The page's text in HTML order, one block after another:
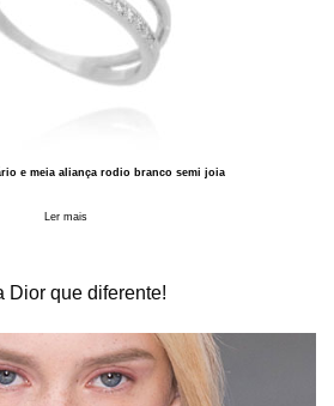
e meia aliança rodio branco semi joia
Ler mais
Dior que diferente!